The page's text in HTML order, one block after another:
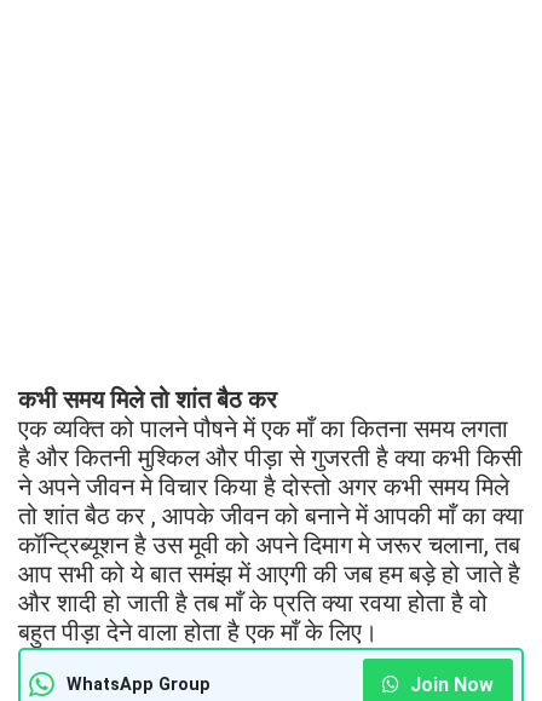
कभी समय मिले तो शांत बैठ कर
एक व्यक्ति को पालने पौषने में एक माँ का कितना समय लगता
है और कितनी मुश्किल और पीड़ा से गुजरती है क्या कभी किसी
ने अपने जीवन मे विचार किया है दोस्तो अगर कभी समय मिले
तो शांत बैठ कर , आपके जीवन को बनाने में आपकी माँ का क्या
कॉन्ट्रिब्यूशन है उस मूवी को अपने दिमाग मे जरूर चलाना, तब
आप सभी को ये बात समंझ में आएगी की जब हम बड़े हो जाते है
और शादी हो जाती है तब माँ के प्रति क्या रवया होता है वो
बहुत पीड़ा देने वाला होता है एक माँ के लिए।
WhatsApp Group Join Now